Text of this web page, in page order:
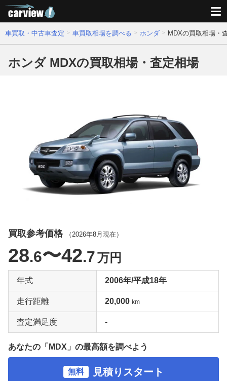
車買取・中古車査定 車買取相場を調べる ホンダ MDXの買取相場・
ホンダ MDXの買取相場・査定相場
買取参考価格 （ 2026年8月 現在）
28.6〜42.7万円
年式 2006年/平成18年
走行距離 20,000 km
査定満足度 -
あなたの「MDX」の最高額を調べよう
無料 見積りスタート